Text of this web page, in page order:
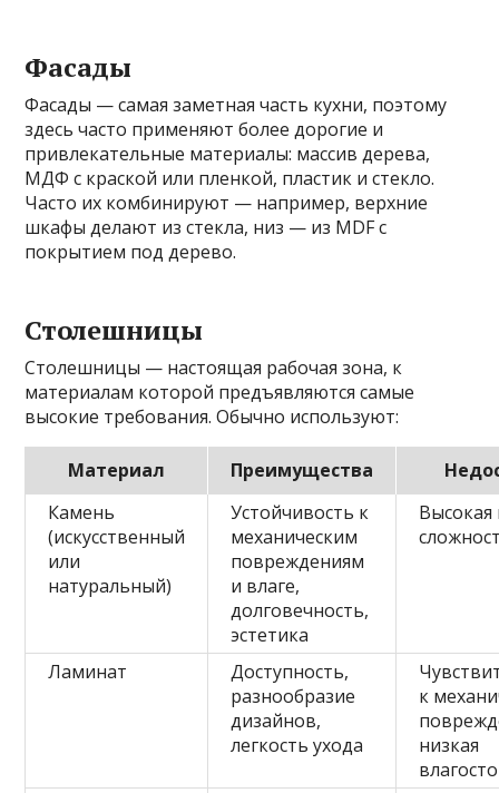
Фасады
Фасады — самая заметная часть кухни, поэтому
здесь часто применяют более дорогие и
привлекательные материалы: массив дерева,
МДФ с краской или пленкой, пластик и стекло.
Часто их комбинируют — например, верхние
шкафы делают из стекла, низ — из MDF с
покрытием под дерево.
Столешницы
Столешницы — настоящая рабочая зона, к
материалам которой предъявляются самые
высокие требования. Обычно используют:
Материал Преимущества
Камень
(искусственный
или
натуральный)
Устойчивость к
механическим
повреждениям
и влаге,
долговечность,
эстетика
Высокая
Ламинат
Доступность,
разнообразие
дизайнов,
легкость ухода
к
низкая